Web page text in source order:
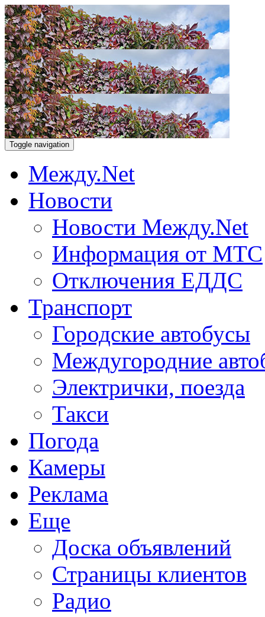
Toggle navigation
Между.Net
Новости
Новости Между.Net
Информация от МТС
Отключения ЕДДС
Транспорт
Городские автобусы
Междугородние
Электрички, поезда
Такси
Погода
Камеры
Реклама
Еще
Доска объявлений
Страницы клиентов
Радио